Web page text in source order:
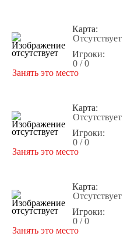
Карта:
Отсутствует
Игроки:
0 / 0
Занять это место
Карта:
Отсутствует
Игроки:
0 / 0
Занять это место
Карта:
Отсутствует
Игроки:
0 / 0
Занять это место